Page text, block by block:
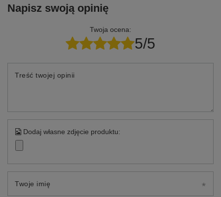
Napisz swoją opinię
Twoja ocena:
5/5
Treść twojej opinii
Dodaj własne zdjęcie produktu:
Twoje imię